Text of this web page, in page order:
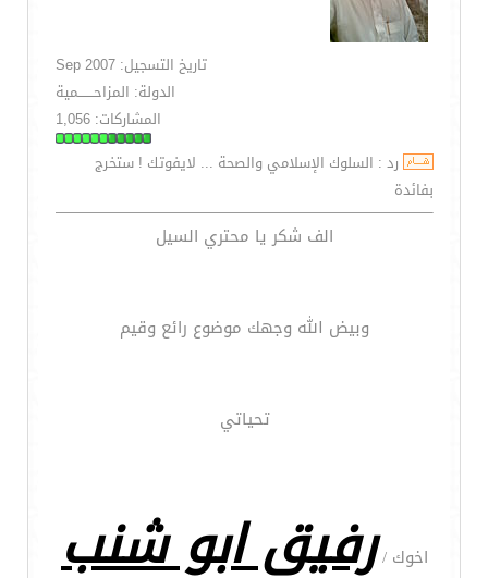
تاريخ التسجيل: Sep 2007
الدولة: المزاحـــــــمية
المشاركات: 1,056
رد : السلوك الإسلامي والصحة ... لايفوتك ! ستخرج
بفائدة
الف شكر يا محتري السيل
وبيض الله وجهك موضوع رائع وقيم
تحياتي
اخوك /رفيق ابو شنب